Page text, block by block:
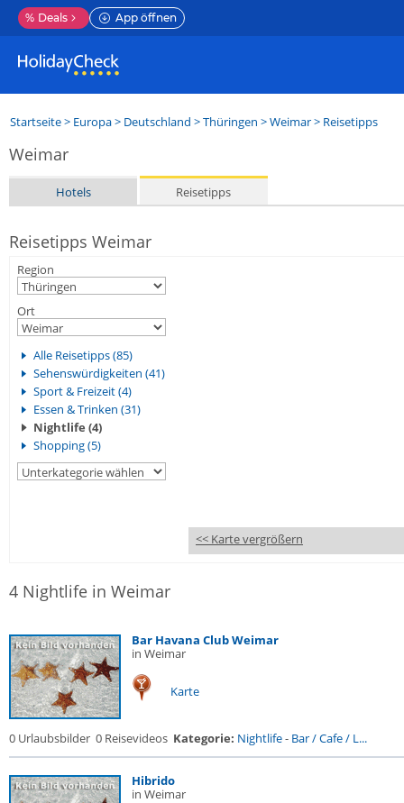
% Deals App öffnen
Startseite> Europa> Deutschland >Thüringen >Weimar> Reisetipps
Weimar
Hotels Reisetipps
Reisetipps Weimar
Region
Ort
Alle Reisetipps (85)
Sehenswürdigkeiten (41)
Sport & Freizeit (4)
Essen & Trinken (31)
Nightlife (4)
Shopping (5)
<< Karte vergrößern
4 Nightlife in Weimar
Bar Havana Club Weimar
in Weimar
Karte
0 Urlaubsbilder 0 Reisevideos Kategorie: Nightlife- Bar / Cafe / L...
Hibrido
in Weimar